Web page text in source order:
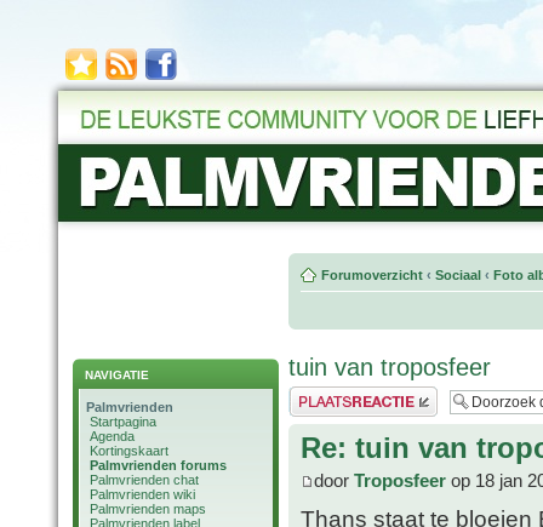
NAVIGATIE
Palmvrienden
Startpagina
Agenda
Kortingskaart
Palmvrienden forums
Palmvrienden chat
Palmvrienden wiki
Palmvrienden maps
Palmvrienden label
Forumoverzicht ‹ Sociaal ‹ Foto
tuin van troposfeer
Plaats een reactie
Re: tuin van
door Troposfeer op 18 jan
Thans staat te bloeien